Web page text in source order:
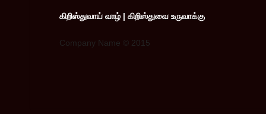
கிறிஸ்துவாய் வாழ் | கிறிஸ்துவை உருவாக்கு
Company Name © 2015